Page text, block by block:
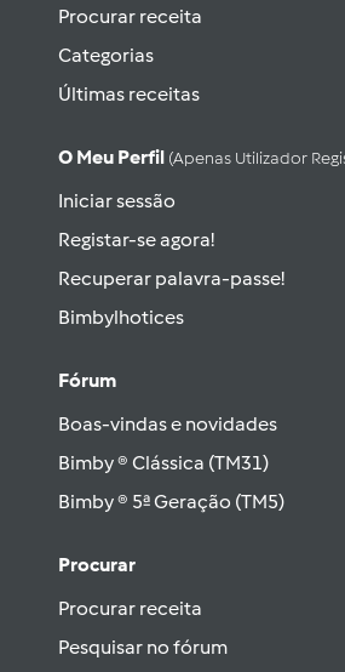
Procurar receita
Categorias
Últimas receitas
O Meu Perfil (apenas Utilizador
Iniciar sessão
Registar-se agora!
Recuperar palavra-passe!
Bimbylhotices
Fórum
Boas-vindas e novidades
Bimby ® Clássica (TM31)
Bimby ® 5ª Geração (TM5)
Procurar
Procurar receita
Pesquisar no fórum